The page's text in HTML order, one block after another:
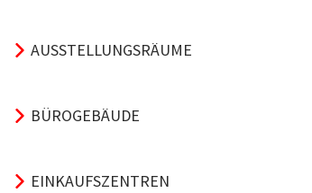
AUSSTELLUNGSRÄUME
BÜROGEBÄUDE
EINKAUFSZENTREN